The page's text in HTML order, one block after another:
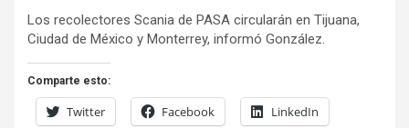
Los recolectores Scania de PASA circularán en Tijuana,
Ciudad de México y Monterrey, informó González.
Comparte esto:
Twitter Facebook LinkedIn